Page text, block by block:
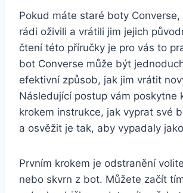
Pokud⁢ máte staré boty
rádi oživili a vrátili jim‍ jejich
čtení této příručky je pro vás ⁢to
bot Converse může být
efektivní⁤ způsob, ⁢jak ⁢jim ⁣vrátit
Následující postup vám poskytne
krokem instrukce, jak vyprat ⁢své
a osvěžit⁢ je tak, aby vypadaly
Prvním krokem je odstranění
nebo skvrn​ z ‌bot. ⁣Můžete ​začít